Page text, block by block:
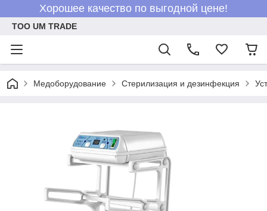
Хорошее качество по выгодной цене!
ТОО UM TRADE
Медоборудование Стерилизация и дезинфекция